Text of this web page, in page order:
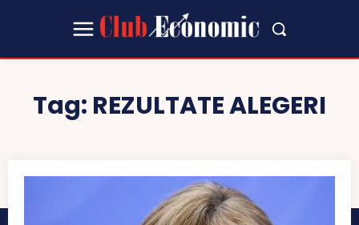
Tag: REZULTATE ALEGERI